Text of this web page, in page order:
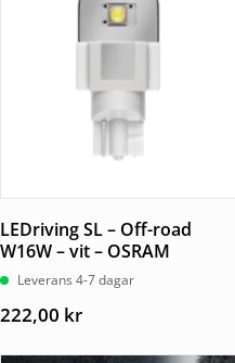
LEDriving SL – Off-road
W16W – vit – OSRAM
Leverans 4-7 dagar
222,00 kr